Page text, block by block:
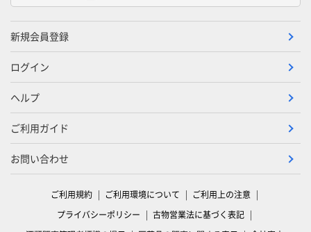
新規会員登録
ログイン
ヘルプ
ご利用ガイド
お問い合わせ
ご利用規約 ご利用環境について
ご利用上の注意
プライバシーポリシー
古物営業法に基づく表記